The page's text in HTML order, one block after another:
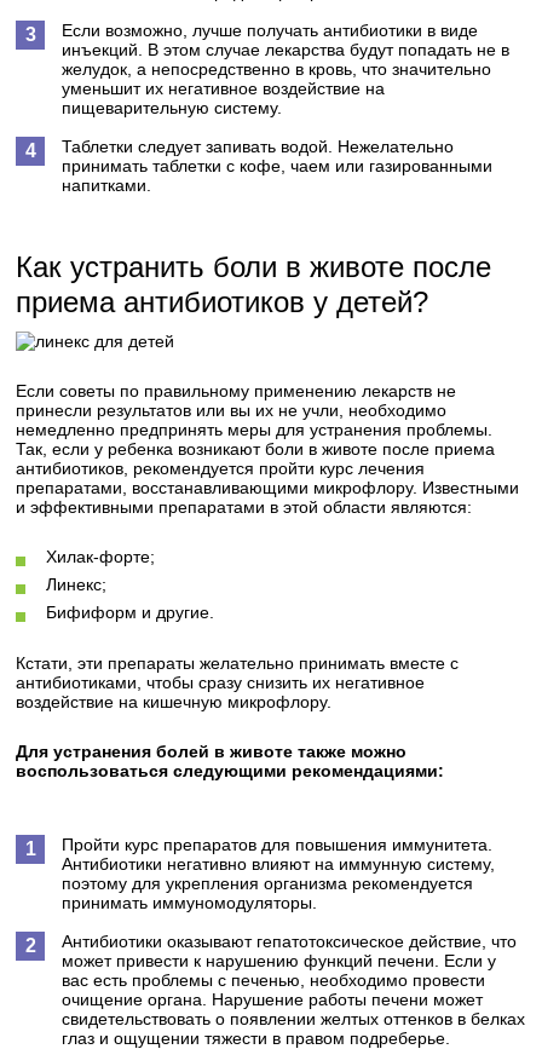
Если возможно, лучше получать антибиотики в виде
инъекций. В этом случае лекарства будут попадать не в
желудок, а непосредственно в кровь, что значительно
уменьшит их негативное воздействие на
пищеварительную систему.
Таблетки следует запивать водой. Нежелательно
принимать таблетки с кофе, чаем или газированными
напитками.
Как устранить боли в животе после
приема антибиотиков у детей?
Если советы по правильному применению лекарств не
принесли результатов или вы их не учли, необходимо
немедленно предпринять меры для устранения проблемы.
Так, если у ребенка возникают боли в животе после приема
антибиотиков, рекомендуется пройти курс лечения
препаратами, восстанавливающими микрофлору. Известными
и эффективными препаратами в этой области являются:
Хилак-форте;
Линекс;
Бифиформ и другие.
Кстати, эти препараты желательно принимать вместе с
антибиотиками, чтобы сразу снизить их негативное
воздействие на кишечную микрофлору.
Для устранения болей в животе также можно
воспользоваться следующими рекомендациями:
Пройти курс препаратов для повышения иммунитета.
Антибиотики негативно влияют на иммунную систему,
поэтому для укрепления организма рекомендуется
принимать иммуномодуляторы.
Антибиотики оказывают гепатотоксическое действие, что
может привести к нарушению функций печени. Если у
вас есть проблемы с печенью, необходимо провести
очищение органа. Нарушение работы печени может
свидетельствовать о появлении желтых оттенков в белках
глаз и ощущении тяжести в правом подреберье.